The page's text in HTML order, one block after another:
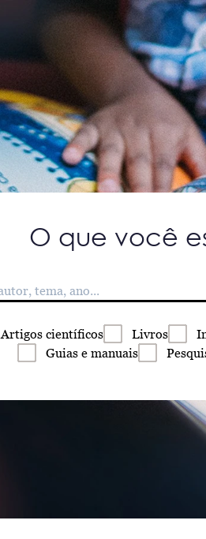
O que você
Artigos científicos Livros
Guias e manuais